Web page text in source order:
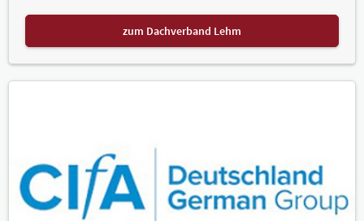
zum Dachverband Lehm